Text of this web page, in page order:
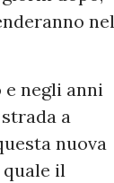
nel
negli anni
a
nuova
il